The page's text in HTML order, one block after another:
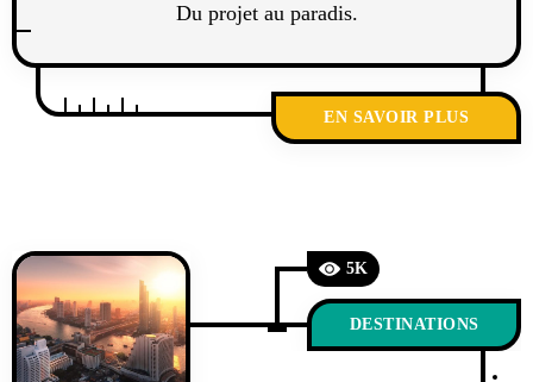
Du projet au paradis.
EN SAVOIR PLUS
5K
DESTINATIONS